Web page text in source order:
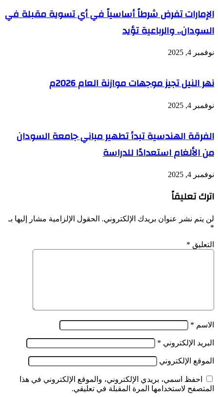
الإمارات تفرض شرطاً أساسياً في أي تسوية مقبلة في
السودان.. والرباعية تؤيد
نوفمبر 4, 2025
نهر النيل تجيز موجهات موازنة العام 2026م
نوفمبر 4, 2025
الفرقة الهندسية تبدأ تطهير مباني جامعة السودان
من الألغام استعدادًا للدراسة
نوفمبر 4, 2025
اترك تعليقاً
لن يتم نشر عنوان بريدك الإلكتروني. الحقول الإلزامية مشار إليها بـ
*
التعليق *
الاسم *
البريد الإلكتروني *
الموقع الإلكتروني
احفظ اسمي، بريدي الإلكتروني، والموقع الإلكتروني في هذا
المتصفح لاستخدامها المرة المقبلة في تعليقي.